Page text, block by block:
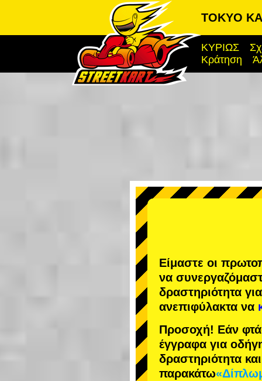
TOKYO
ΚΥΡΙΩΣ
Κράτηση
Είμαστε οι
να
δραστηριότητα
ανεπιφύλακτα να
Προσοχή! Εάν
έγγραφα για
δραστηριότητα
παρακάτω